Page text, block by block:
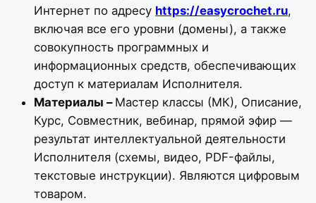
Интернет по адресу https://easycrochet.ru,
включая все его уровни (домены), а также
совокупность программных и
информационных средств, обеспечивающих
доступ к материалам Исполнителя.
Материалы – Мастер классы (МК), Описание,
Курс, Совместник, вебинар, прямой эфир —
результат интеллектуальной деятельности
Исполнителя (схемы, видео, PDF-файлы,
текстовые инструкции). Являются цифровым
товаром.